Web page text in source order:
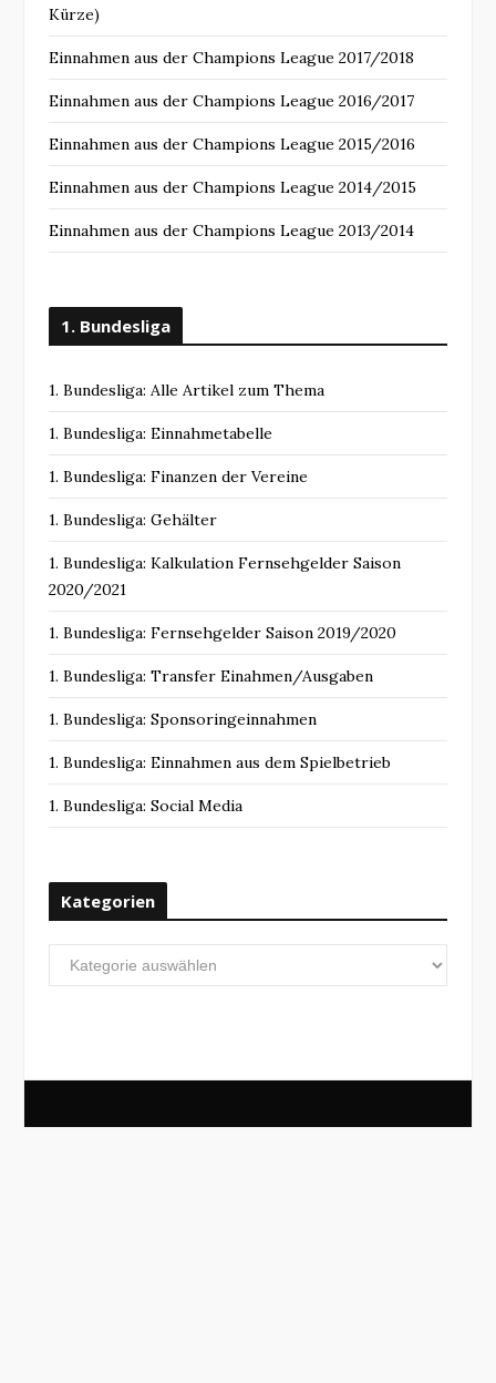
Kürze)
Einnahmen aus der Champions League 2017/2018
Einnahmen aus der Champions League 2016/2017
Einnahmen aus der Champions League 2015/2016
Einnahmen aus der Champions League 2014/2015
Einnahmen aus der Champions League 2013/2014
1. Bundesliga
1. Bundesliga: Alle Artikel zum Thema
1. Bundesliga: Einnahmetabelle
1. Bundesliga: Finanzen der Vereine
1. Bundesliga: Gehälter
1. Bundesliga: Kalkulation Fernsehgelder Saison
2020/2021
1. Bundesliga: Fernsehgelder Saison 2019/2020
1. Bundesliga: Transfer Einahmen/Ausgaben
1. Bundesliga: Sponsoringeinnahmen
1. Bundesliga: Einnahmen aus dem Spielbetrieb
1. Bundesliga: Social Media
Kategorien
Kategorien